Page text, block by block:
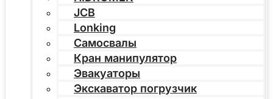
JCB
Lonking
Самосвалы
Кран манипулятор
Эвакуаторы
Экскаватор погрузчик